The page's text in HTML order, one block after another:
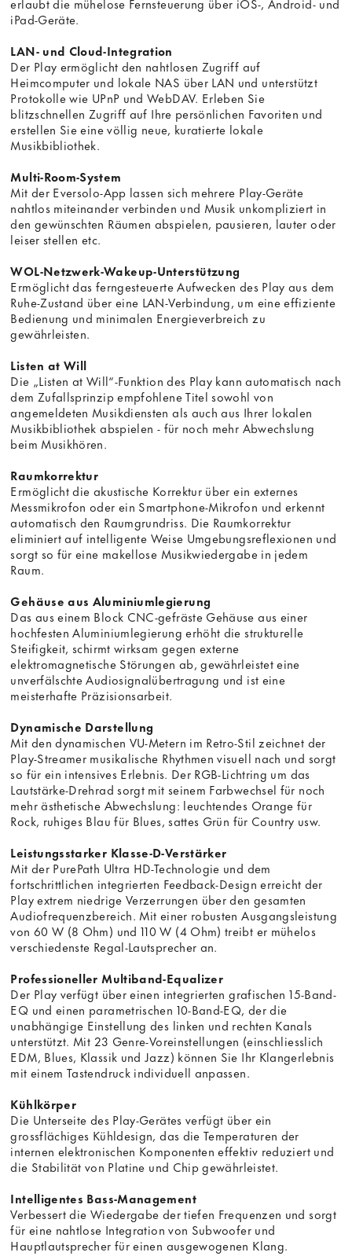
iPad-Geräte.
LAN- und Cloud-Integration
Der Play ermöglicht den nahtlosen Zugriff auf
Heimcomputer und lokale NAS über LAN und unterstützt
Protokolle wie UPnP und WebDAV. Erleben Sie
blitzschnellen Zugriff auf Ihre persönlichen Favoriten und
erstellen Sie eine völlig neue, kuratierte lokale
Musikbibliothek.
Multi-Room-System
Mit der Eversolo-App lassen sich mehrere Play-Geräte
nahtlos miteinander verbinden und Musik unkompliziert in
den gewünschten Räumen abspielen, pausieren, lauter oder
leiser stellen etc.
WOL-Netzwerk-Wakeup-Unterstützung
Ermöglicht das ferngesteuerte Aufwecken des Play aus dem
Ruhe-Zustand über eine LAN-Verbindung, um eine effiziente
Bedienung und minimalen Energieverbreich zu
gewährleisten.
Listen at Will
Die „Listen at Will“-Funktion des Play kann automatisch nach
dem Zufallsprinzip empfohlene Titel sowohl von
angemeldeten Musikdiensten als auch aus Ihrer lokalen
Musikbibliothek abspielen - für noch mehr Abwechslung
beim Musikhören.
Raumkorrektur
Ermöglicht die akustische Korrektur über ein externes
Messmikrofon oder ein Smartphone-Mikrofon und erkennt
automatisch den Raumgrundriss. Die Raumkorrektur
eliminiert auf intelligente Weise Umgebungsreflexionen und
sorgt so für eine makellose Musikwiedergabe in jedem
Raum.
Gehäuse aus Aluminiumlegierung
Das aus einem Block CNC-gefräste Gehäuse aus einer
hochfesten Aluminiumlegierung erhöht die strukturelle
Steifigkeit, schirmt wirksam gegen externe
elektromagnetische Störungen ab, gewährleistet eine
unverfälschte Audiosignalübertragung und ist eine
meisterhafte Präzisionsarbeit.
Dynamische Darstellung
Mit den dynamischen VU-Metern im Retro-Stil zeichnet der
Play-Streamer musikalische Rhythmen visuell nach und sorgt
so für ein intensives Erlebnis. Der RGB-Lichtring um das
Lautstärke-Drehrad sorgt mit seinem Farbwechsel für noch
mehr ästhetische Abwechslung: leuchtendes Orange für
Rock, ruhiges Blau für Blues, sattes Grün für Country usw.
Leistungsstarker Klasse-D-Verstärker
Mit der PurePath Ultra HD-Technologie und dem
fortschrittlichen integrierten Feedback-Design erreicht der
Play extrem niedrige Verzerrungen über den gesamten
Audiofrequenzbereich. Mit einer robusten Ausgangsleistung
von 60 W (8 Ohm) und 110 W (4 Ohm) treibt er mühelos
verschiedenste Regal-Lautsprecher an.
Professioneller Multiband-Equalizer
Der Play verfügt über einen integrierten grafischen 15-Band-
EQ und einen parametrischen 10-Band-EQ, der die
unabhängige Einstellung des linken und rechten Kanals
unterstützt. Mit 23 Genre-Voreinstellungen (einschliesslich
EDM, Blues, Klassik und Jazz) können Sie Ihr Klangerlebnis
mit einem Tastendruck individuell anpassen.
Kühlkörper
Die Unterseite des Play-Gerätes verfügt über ein
grossflächiges Kühldesign, das die Temperaturen der
internen elektronischen Komponenten effektiv reduziert und
die Stabilität von Platine und Chip gewährleistet.
Intelligentes Bass-Management
Verbessert die Wiedergabe der tiefen Frequenzen und sorgt
für eine nahtlose Integration von Subwoofer und
Hauptlautsprecher für einen ausgewogenen Klang.